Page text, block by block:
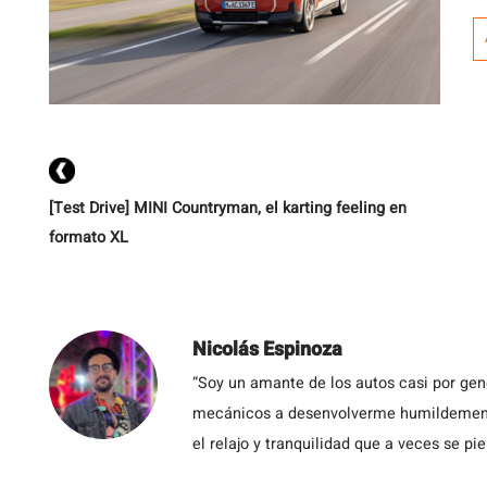
[Test Drive] MINI Countryman, el karting feeling en
formato XL
Nicolás Espinoza
“Soy un amante de los autos casi por
mecánicos a desenvolverme
el relajo y tranquilidad que a veces se